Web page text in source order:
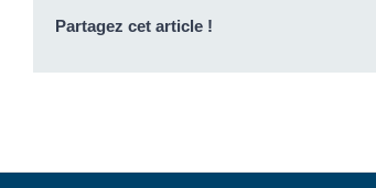
Partagez cet article !